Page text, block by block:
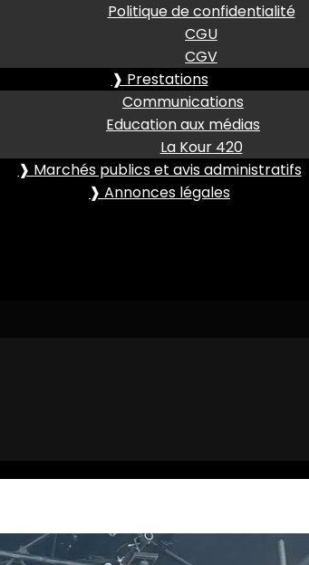
Politique de confidentialité
CGU
CGV
❱ Prestations
Communications
Education aux médias
La Kour 420
❱ Marchés publics et avis administratifs
❱ Annonces légales